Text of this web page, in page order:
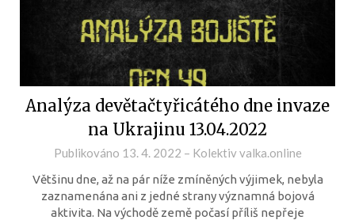
Analýza devětačtyřicátého dne invaze
na Ukrajinu 13.04.2022
Publikováno 13. 4. 2022 – Kolektiv valka.online
Většinu dne, až na pár níže zmíněných výjimek, nebyla
zaznamenána ani z jedné strany významná bojová
aktivita. Na východě země počasí příliš nepřeje